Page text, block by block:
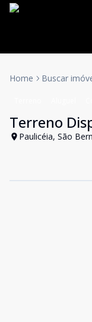
Home Buscar
Terreno
Paulicéia, São